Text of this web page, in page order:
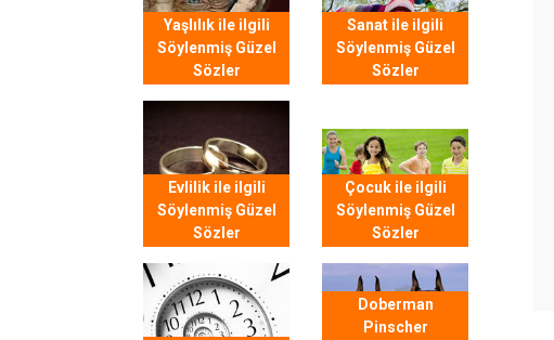
Yaşlılık ile ilgili
Söylenmiş Güzel
Sözler
Sanat ile ilgili
Söylenmiş Güzel
Sözler
Evlilik ile ilgili
Söylenmiş Güzel
Sözler
Çocuk ile ilgili
Söylenmiş Güzel
Sözler
Doberman
Pinscher